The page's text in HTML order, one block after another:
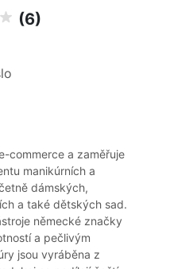
(6)
commerce a zaměřuje
manikúrních a
dámských,
a také dětských sad.
německé značky
a pečlivým
jsou vyráběna z